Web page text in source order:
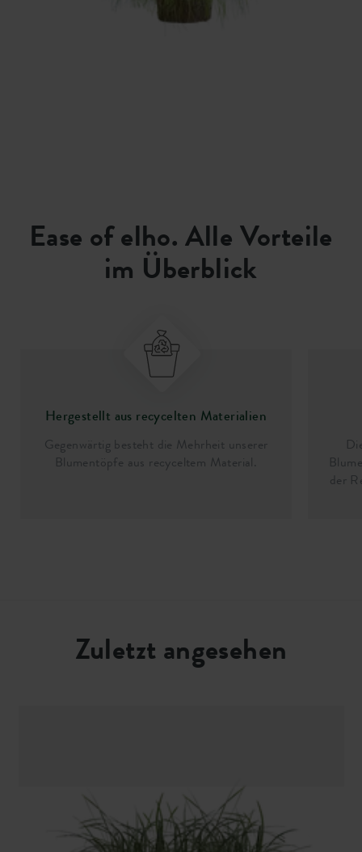
Ease of elho. Alle Vorteile
im Überblick
Hergestellt aus recycelten Materialien
Gegenwärtig besteht die Mehrheit unserer
Blumentöpfe aus recyceltem Material.
der
Zuletzt angesehen